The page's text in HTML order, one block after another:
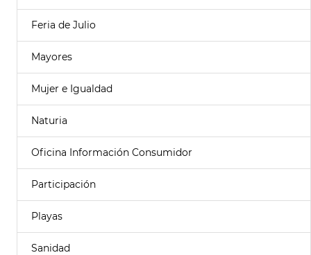
Feria de Julio
Mayores
Mujer e Igualdad
Naturia
Oficina Información Consumidor
Participación
Playas
Sanidad